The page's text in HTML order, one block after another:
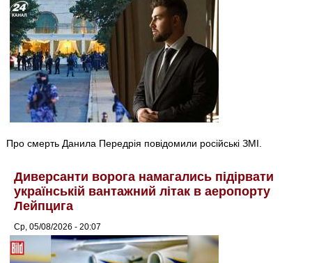
Про смерть Данила Передрія повідомили російські ЗМІ.
Диверсанти ворога намагались підірвати
українській вантажний літак в аеропорту
Лейпцига
Ср, 05/08/2026 - 20:07